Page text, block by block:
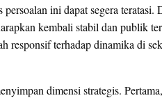
ini dapat segera
kembali stabil dan publik
responsif terhadap dinamika di
dimensi strategis.